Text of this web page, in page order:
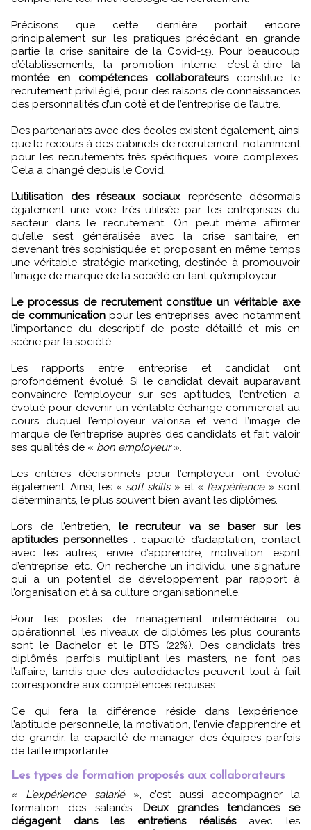
Précisons que cette dernière portait encore
principalement sur les pratiques précédant en grande
partie la crise sanitaire de la Covid-19. Pour beaucoup
d’établissements, la promotion interne, c’est-à-dire la
montée en compétences collaborateursconstitue le
recrutement privilégié, pour des raisons de connaissances
des personnalités d’un coté́ et de l’entreprise de l’autre.
Des partenariats avec des écoles existent également, ainsi
que le recours à des cabinets de recrutement, notamment
pour les recrutements très spécifiques, voire complexes.
Cela a changé depuis le Covid.
L’utilisation des réseaux sociaux représente désormais
également une voie très utilisée par les entreprises du
secteur dans le recrutement. On peut même affirmer
qu’elle s’est généralisée avec la crise sanitaire, en
devenant très sophistiquée et proposant en même temps
une véritable stratégie marketing, destinée à promouvoir
l’image de marque de la société en tant qu’employeur.
Le processus de recrutement constitue un véritable axe
de communicationpour les entreprises, avec notamment
l’importance du descriptif de poste détaillé et mis en
scène par la société.
Les rapports entre entreprise et candidat ont
profondément évolué. Si le candidat devait auparavant
convaincre l’employeur sur ses aptitudes, l’entretien a
évolué pour devenir un véritable échange commercial au
cours duquel l’employeur valorise et vend l’image de
marque de l’entreprise auprès des candidats et fait valoir
ses qualités de « bon employeur».
Les critères décisionnels pour l’employeur ont évolué
également. Ainsi, les « soft skills» et « l’expérience» sont
déterminants, le plus souvent bien avant les diplômes.
Lors de l’entretien, le recruteur va se baser sur les
aptitudes personnelles: capacité d’adaptation, contact
avec les autres, envie d’apprendre, motivation, esprit
d’entreprise, etc. On recherche un individu, une signature
qui a un potentiel de développement par rapport à
l’organisation et à sa culture organisationnelle.
Pour les postes de management intermédiaire ou
opérationnel, les niveaux de diplômes les plus courants
sont le Bachelor et le BTS (22%). Des candidats très
diplômés, parfois multipliant les masters, ne font pas
l’affaire, tandis que des autodidactes peuvent tout à fait
correspondre aux compétences requises.
Ce qui fera la différence réside dans l’expérience,
l’aptitude personnelle, la motivation, l’envie d’apprendre et
de grandir, la capacité de manager des équipes parfois
de taille importante.
Les types de formation proposés aux collaborateurs
« L’expérience salarié», c’est aussi accompagner la
formation des salariés. Deux grandes tendances se
dégagent dans les entretiens réalisésavec les